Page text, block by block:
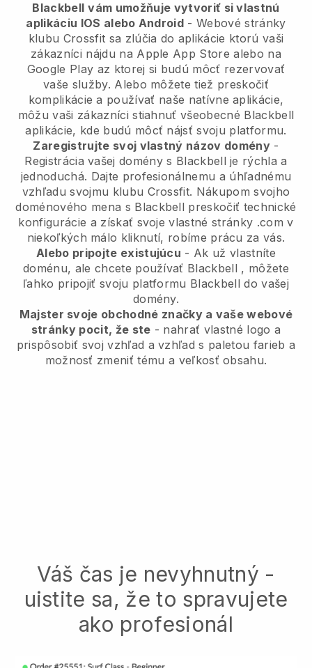
Blackbell vám umožňuje vytvoriť si vlastnú
aplikáciu IOS alebo Android -Webové stránky
klubu Crossfit sa zlúčia do aplikácie ktorú vaši
zákazníci nájdu na Apple App Store alebo na
Google Play az ktorej si budú môcť rezervovať
vaše služby. Alebo môžete tiež preskočiť
komplikácie a používať naše natívne aplikácie,
môžu vaši zákazníci stiahnuť všeobecné Blackbell
aplikácie, kde budú môcť nájsť svoju platformu.
Zaregistrujte svoj vlastný názov domény-
Registrácia vašej domény s Blackbell je rýchla a
jednoduchá. Dajte profesionálnemu a úhľadnému
vzhľadu svojmu klubu Crossfit. Nákupom svojho
doménového mena s Blackbell preskočiť technické
konfigurácie a získať svoje vlastné stránky .com v
niekoľkých málo kliknutí, robíme prácu za vás.
Alebo pripojte existujúcu - Ak už vlastníte
doménu, ale chcete používať Blackbell , môžete
ľahko pripojiť svoju platformu Blackbell do vašej
domény.
Majster svoje obchodné značky a vaše webové
stránky pocit, že ste - nahrať vlastné logo a
prispôsobiť svoj vzhľad a vzhľad s paletou farieb a
možnosť zmeniť tému a veľkosť obsahu.
Váš čas je nevyhnutný -
uistite sa, že to spravujete
ako profesionál